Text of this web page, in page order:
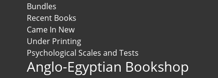
Bundles
Recent Books
Came In New
Under Printing
Psychological Scales and Tests
Anglo-Egyptian Bookshop